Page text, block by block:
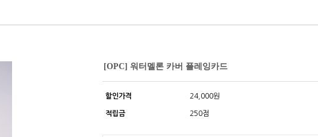
[OPC] 워터멜론 카버 플레잉카드
할인가격 24,000원
적립금 250점